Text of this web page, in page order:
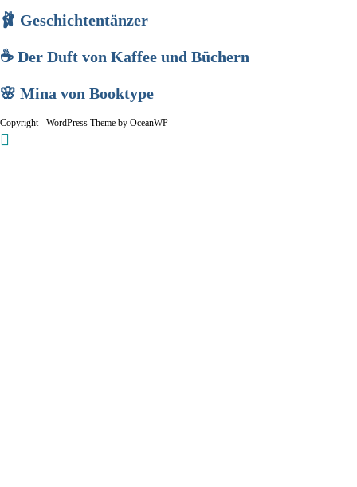
🩰 Geschichtentänzer
☕ Der Duft von Kaffee und Büchern
🌸 Mina von Booktype
Copyright - WordPress Theme by OceanWP